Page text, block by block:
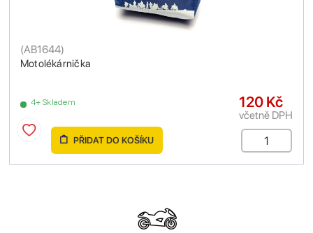
Motolékárnička
(AB1644)
4+ Skladem 120 Kč
včetně DPH
PŘIDAT DO KOŠÍKU